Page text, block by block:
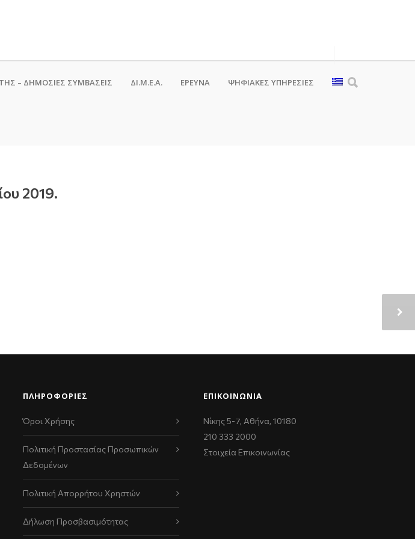
– ΔΗΜΟΣΙΕΣ ΣΥΜΒΑΣΕΙΣ ΔΙ.Μ.Ε.Α. ΕΡΕΥΝΑ ΨΗΦΙΑΚΈΣ ΥΠΗΡΕΣΊΕΣ
2019.
ΠΛΗΡΟΦΟΡΙΕΣ
Όροι Χρήσης
Πολιτική Προστασίας Προσωπικών
Δεδομένων
Πολιτική Απορρήτου Χρηστών
Δήλωση Προσβασιμότητας
ΕΠΙΚΟΙΝΩΝΊΑ
Νίκης 5-7, Αθήνα, 10180
210 333 2000
Στοιχεία Επικοινωνίας